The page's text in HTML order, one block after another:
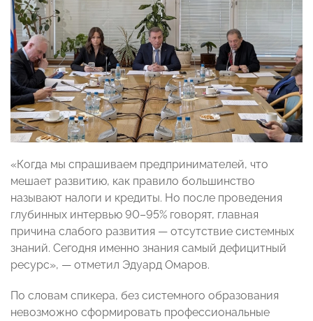
«Когда мы спрашиваем предпринимателей, что
мешает развитию, как правило большинство
называют налоги и кредиты. Но после проведения
глубинных интервью 90–95% говорят, главная
причина слабого развития — отсутствие системных
знаний. Сегодня именно знания самый дефицитный
ресурс», — отметил Эдуард Омаров.
По словам спикера, без системного образования
невозможно сформировать профессиональные